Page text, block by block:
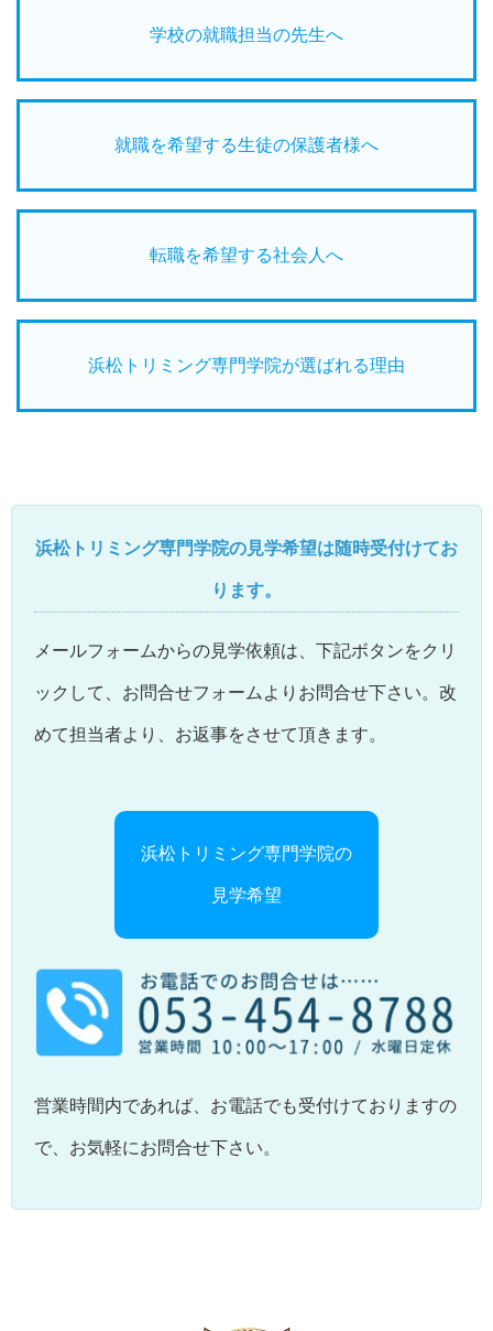
学校の就職担当の先生へ
就職を希望する生徒の保護者様へ
転職を希望する社会人へ
浜松トリミング専門学院が選ばれる理由
浜松トリミング専門学院の見学希望は随時受付けてお
ります。
メールフォームからの見学依頼は、下記ボタンをクリ
ックして、お問合せフォームよりお問合せ下さい。改
めて担当者より、お返事をさせて頂きます。
浜松トリミング専門学院の
見学希望
営業時間内であれば、お電話でも受付けておりますの
で、お気軽にお問合せ下さい。